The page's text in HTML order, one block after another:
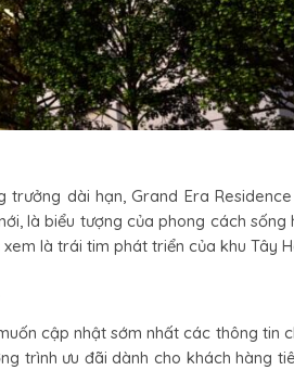
dài hạn, Grand Era
là biểu tượng của phong cách
là trái tim phát triển của khu Tây
cập nhật sớm nhất các thông tin
trình ưu đãi dành cho khách hàng